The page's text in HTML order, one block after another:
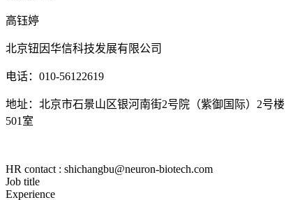
高钰婷
北京钮因华信科技发展有限公司
电话： 010-56122619
地址：北京市石景山区银河南街2号院（紫御国际） 2号楼
501 室
HR contact : shichangbu@neuron-biotech.com
Job title
Experience